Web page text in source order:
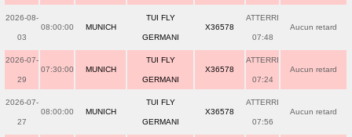
2026-08-
03
08:00:00 MUNICH
TUI FLY
GERMANI
X36578
ATTERRI
07:48
Aucun retard
2026-07-
29
07:30:00 MUNICH
TUI FLY
GERMANI
X36578
ATTERRI
07:24
Aucun retard
2026-07-
27
08:00:00 MUNICH
TUI FLY
GERMANI
X36578
ATTERRI
07:56
Aucun retard